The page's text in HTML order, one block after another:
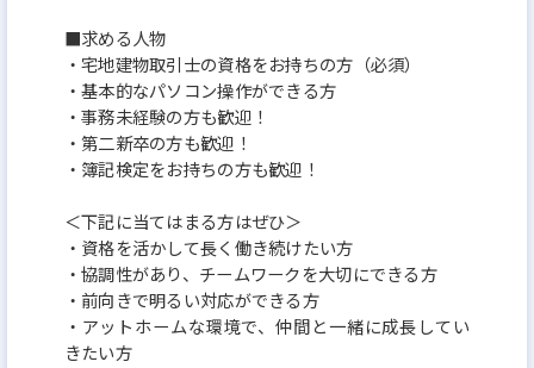
■求める人物
・宅地建物取引士の資格をお持ちの方（必須）
・基本的なパソコン操作ができる方
・事務未経験の方も歓迎！
・第二新卒の方も歓迎！
・簿記検定をお持ちの方も歓迎！
＜下記に当てはまる方はぜひ＞
・資格を活かして長く働き続けたい方
・協調性があり、チームワークを大切にできる方
・前向きで明るい対応ができる方
・アットホームな環境で、仲間と一緒に成長してい
きたい方